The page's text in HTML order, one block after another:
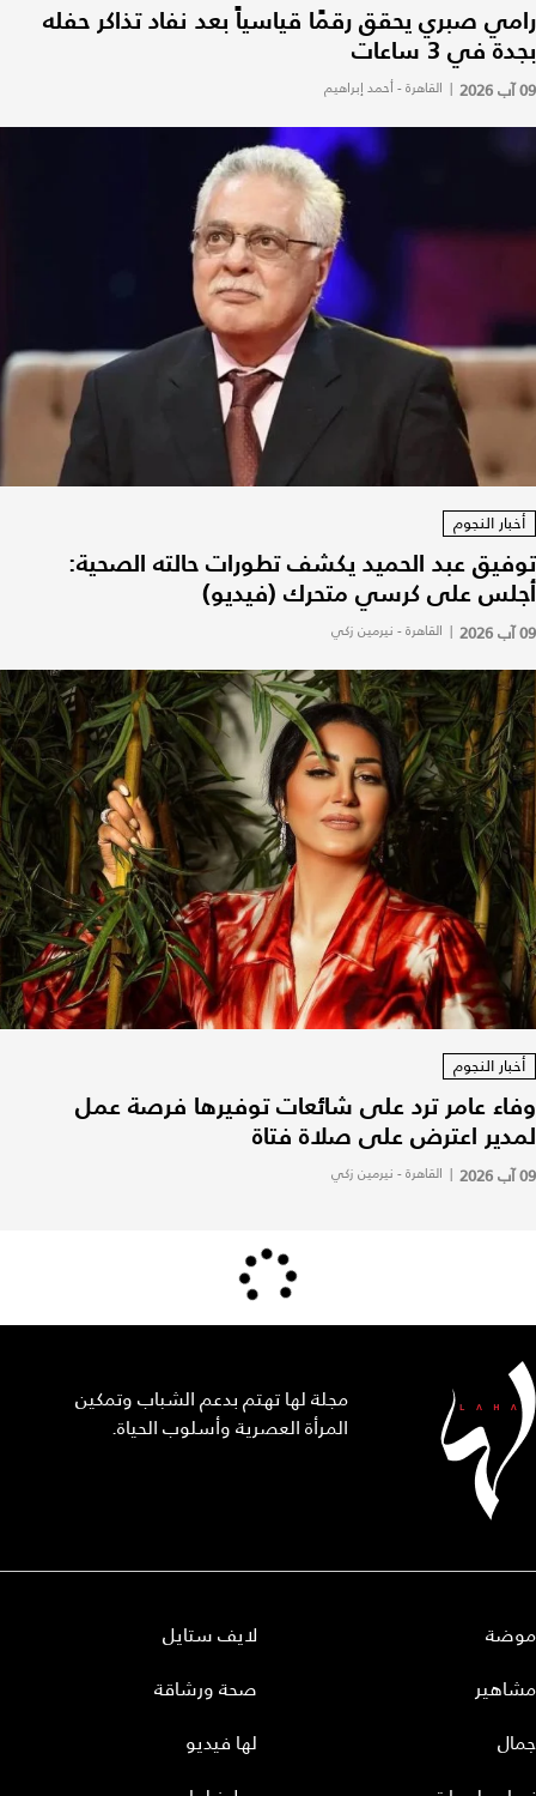
رامي صبري يحقق رقمًا قياسياً بعد نفاد تذاكر حفله
بجدة في 3 ساعات
09 آب 2026 | القاهرة - أحمد إبراهيم
أخبار النجوم
توفيق عبد الحميد يكشف تطورات حالته الصحية:
أجلس على كرسي متحرك (فيديو)
09 آب 2026 | القاهرة - نيرمين زكي
أخبار النجوم
وفاء عامر ترد على شائعات توفيرها فرصة عمل
لمدير اعترض على صلاة فتاة
09 آب 2026 | القاهرة - نيرمين زكي
مجلة لها تهتم بدعم الشباب وتمكين
المرأة العصرية وأسلوب الحياة.
موضة
مشاهير
جمال
لايف ستايل
صحة ورشاقة
لها فيديو